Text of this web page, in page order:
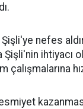
Şişli'ye nefes
Şişli'nin ihtiyacı